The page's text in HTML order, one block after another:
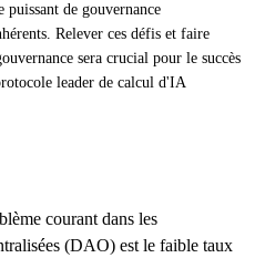
de gouvernance
Relever ces défis et faire
sera crucial pour le succès
leader de calcul d'IA
courant dans les
(DAO) est le faible taux